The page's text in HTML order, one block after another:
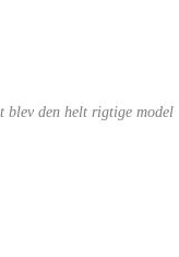
blev den helt rigtige model